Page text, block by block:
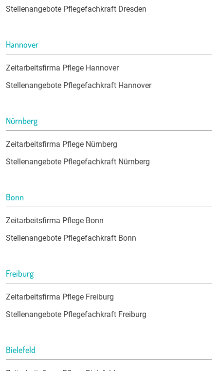
Stellenangebote Pflegefachkraft Dresden
Hannover
Zeitarbeitsfirma Pflege Hannover
Stellenangebote Pflegefachkraft Hannover
Nürnberg
Zeitarbeitsfirma Pflege Nürnberg
Stellenangebote Pflegefachkraft Nürnberg
Bonn
Zeitarbeitsfirma Pflege Bonn
Stellenangebote Pflegefachkraft Bonn
Freiburg
Zeitarbeitsfirma Pflege Freiburg
Stellenangebote Pflegefachkraft Freiburg
Bielefeld